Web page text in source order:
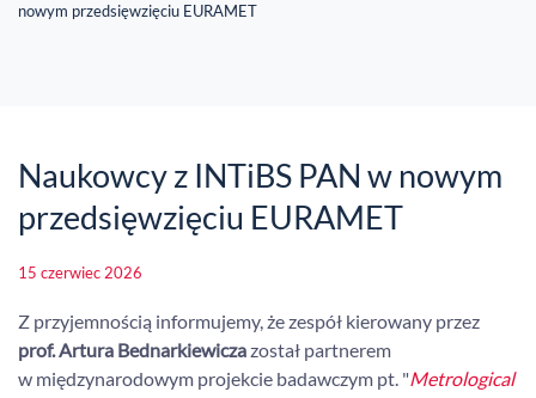
nowym przedsięwzięciu EURAMET
Naukowcy z INTiBS PAN w nowym
przedsięwzięciu EURAMET
15 czerwiec 2026
Z przyjemnością informujemy, że zespół kierowany przez
prof. Artura Bednarkiewiczazostał partnerem
w międzynarodowym projekcie badawczym pt. "Metrological